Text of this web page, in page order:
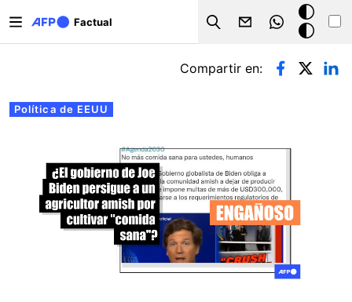
Factual
Search
Modo
oscuro
Solapas principales
Política de EEUU
Compartir en: